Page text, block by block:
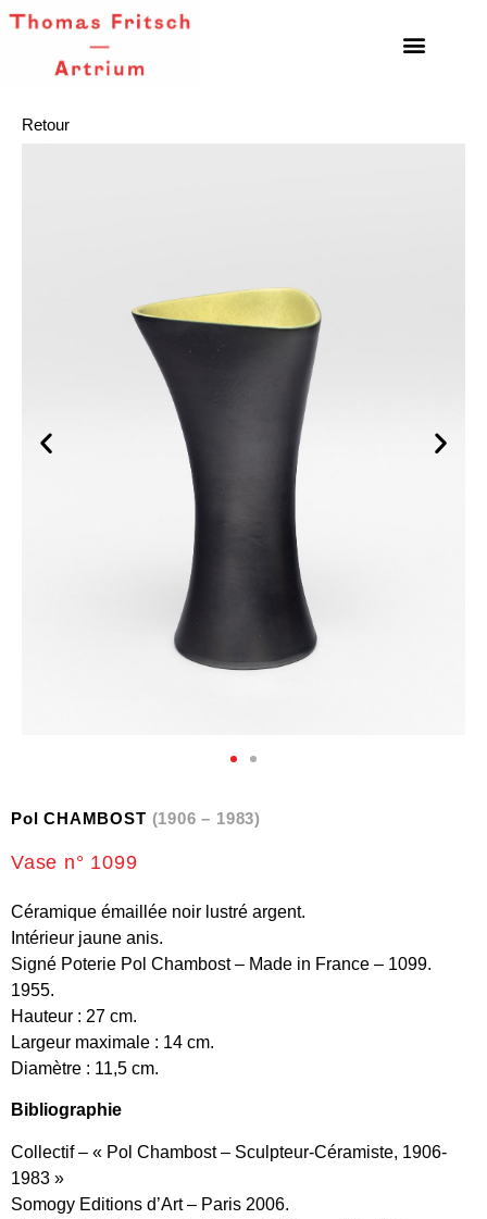
Retour
Pol CHAMBOST (1906 – 1983)
Vase n° 1099
Céramique émaillée noir lustré argent.
Intérieur jaune anis.
Signé Poterie Pol Chambost – Made in France – 1099.
1955.
Hauteur : 27 cm.
Largeur maximale : 14 cm.
Diamètre : 11,5 cm.
Bibliographie
Collectif – « Pol Chambost – Sculpteur-Céramiste, 1906-
1983 »
Somogy Editions d’Art – Paris 2006.